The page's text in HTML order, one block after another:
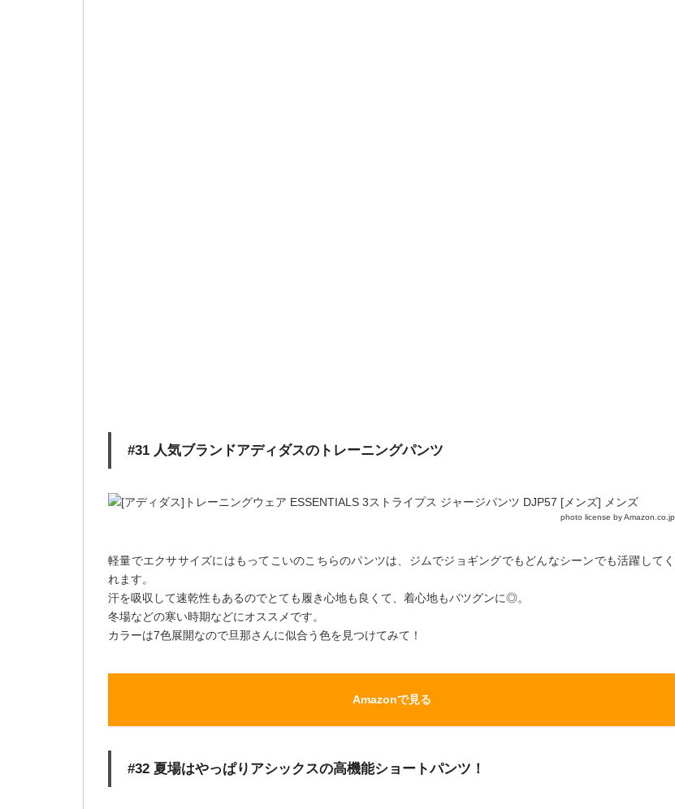
#31 人気ブランドアディダスのトレーニングパンツ
photo license by Amazon.co.jp
軽量でエクササイズにはもってこいのこちらのパンツは、ジムでジョギングでもどんなシーンでも活躍してく
れます。
汗を吸収して速乾性もあるのでとても履き心地も良くて、着心地もバツグンに◎。
冬場などの寒い時期などにオススメです。
カラーは7色展開なので旦那さんに似合う色を見つけてみて！
Amazonで見る
#32 夏場はやっぱりアシックスの高機能ショートパンツ！